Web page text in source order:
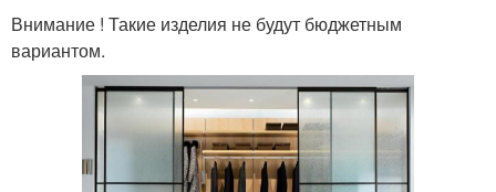
Внимание ! Такие изделия не будут бюджетным
вариантом.